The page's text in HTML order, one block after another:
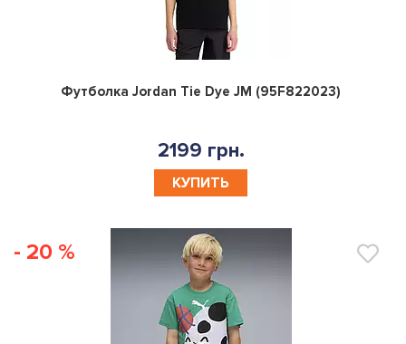
0
Футболка Jordan Tie Dye JM (95F822023)
2199 грн.
КУПИТЬ
- 20 %